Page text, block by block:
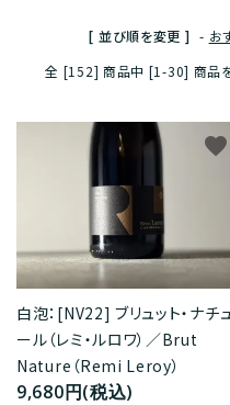
[ 並び順を変更 ] - お
全 [152] 商品中 [1-30] 商品
白泡：[NV22] ブリュット・ナチ
ール（レミ・ルロワ）／Brut
Nature（Remi Leroy）
9,680円(税込)
favorite